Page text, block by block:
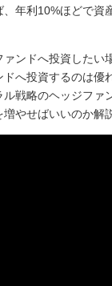
年利10%ほどで資
ンドへ投資したい
ドへ投資するのは優
ル戦略のヘッジファ
やせばいいのか解